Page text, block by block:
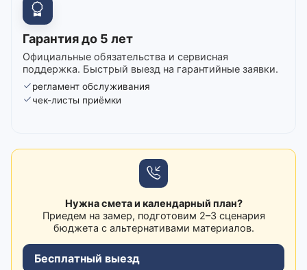
Гарантия до 5 лет
Официальные обязательства и сервисная
поддержка. Быстрый выезд на гарантийные заявки.
регламент обслуживания
чек-листы приёмки
Нужна смета и календарный план?
Приедем на замер, подготовим 2–3 сценария
бюджета с альтернативами материалов.
Бесплатный выезд